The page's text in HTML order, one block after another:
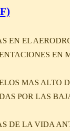
EN EL
EN
MAS ALTO
POR LAS
DE LA VIDA